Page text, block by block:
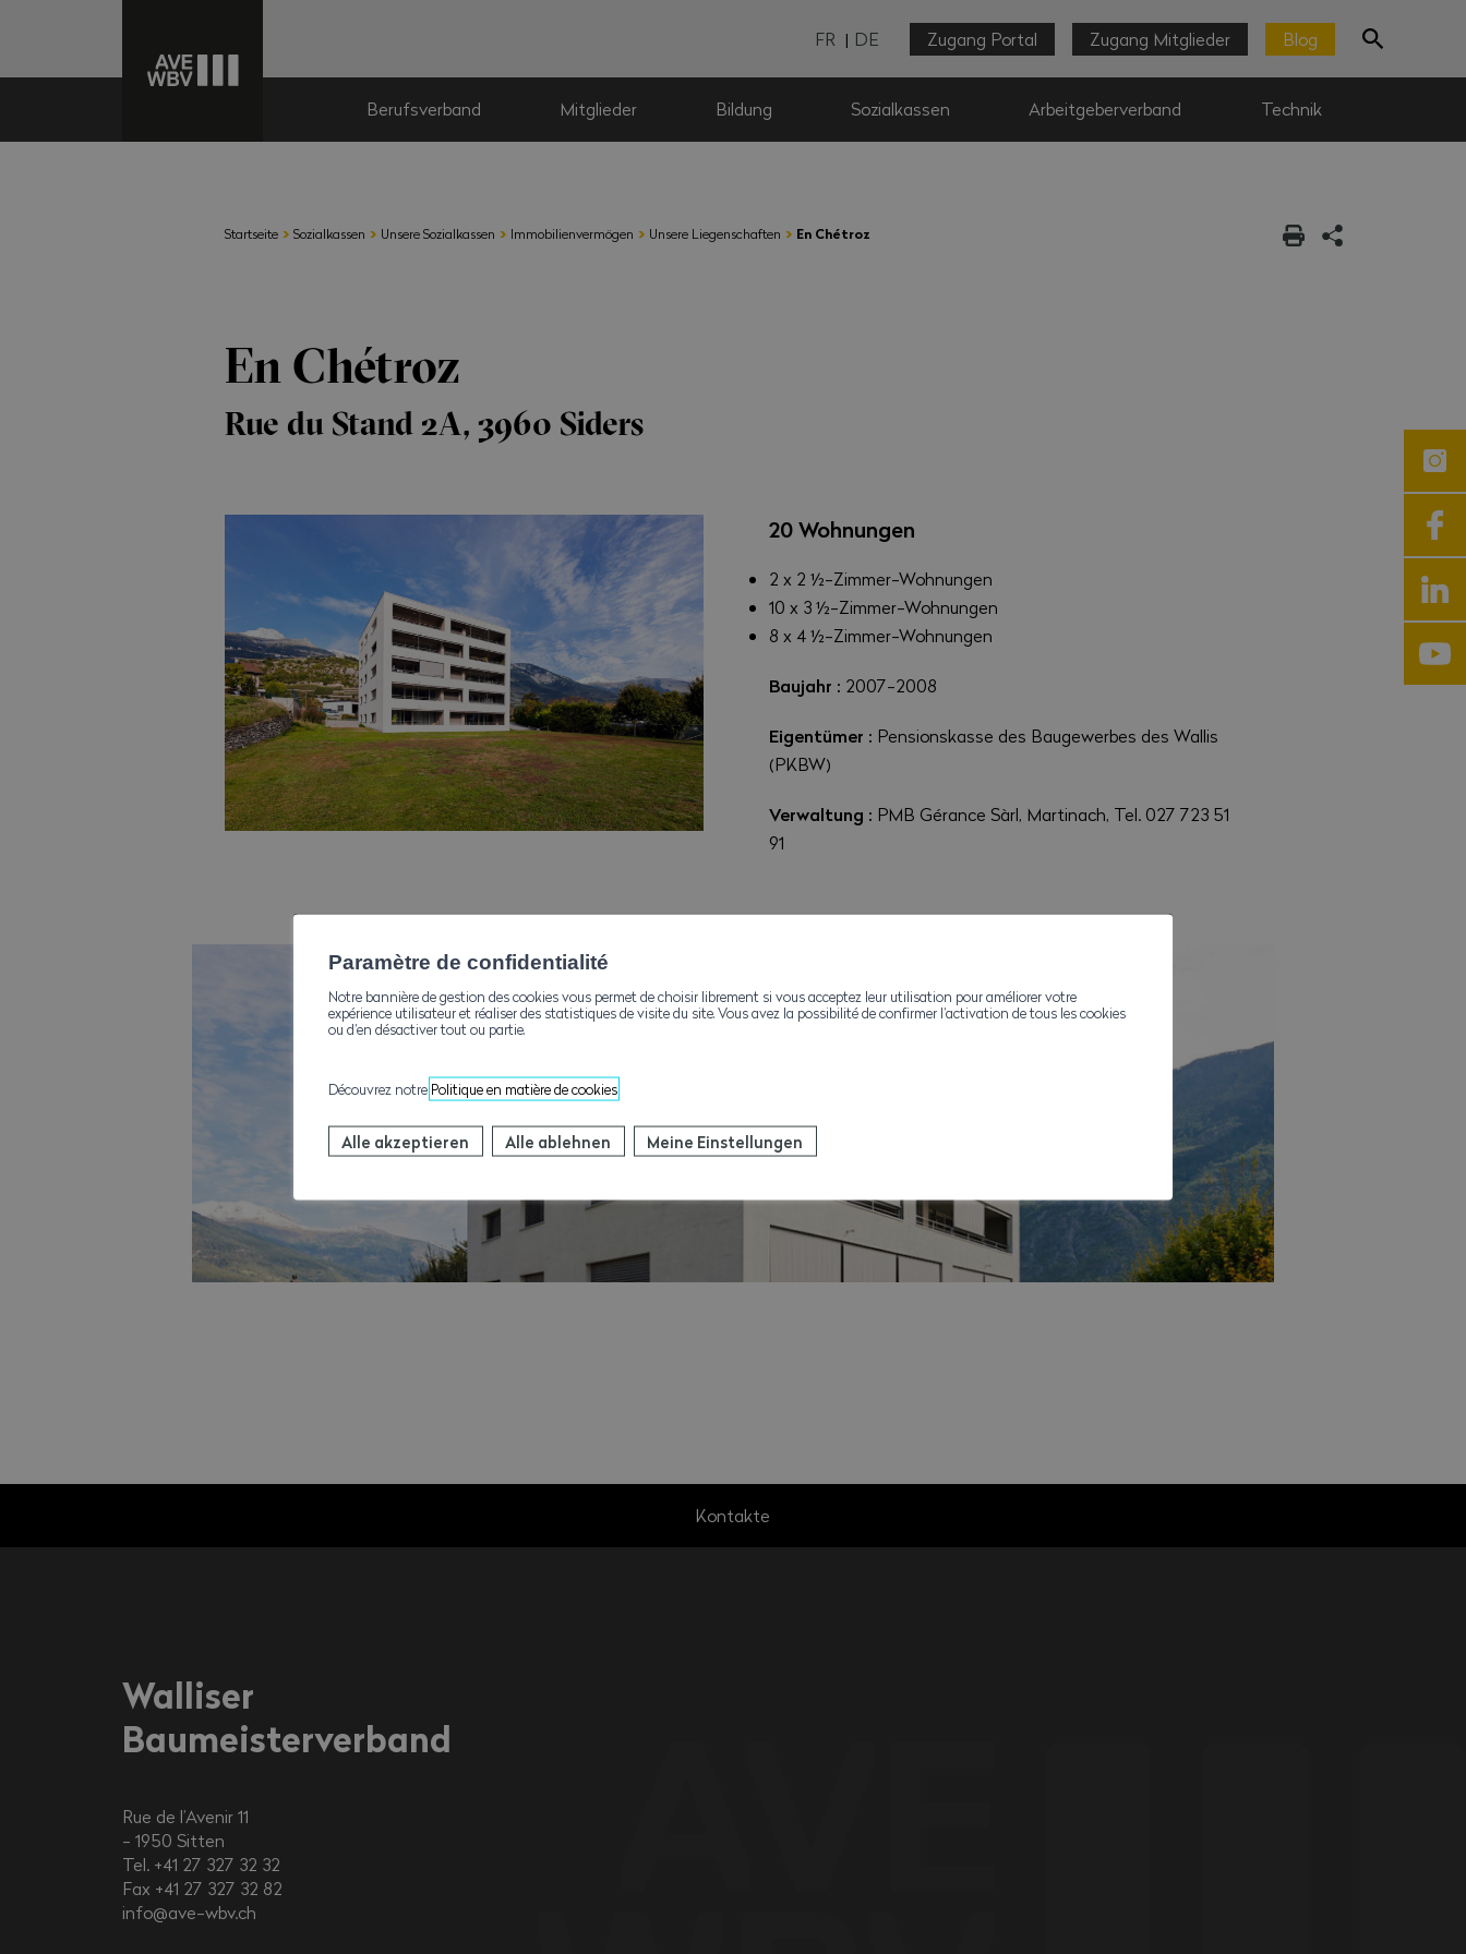
FR DE Zugang Portal Zugang Mitglieder Blog
Berufsverband Mitglieder Bildung Sozialkassen Arbeitgeberverband Technik
Startseite › Sozialkassen › Unsere Sozialkassen › Immobilienvermögen › Unsere Liegenschaften › En Chétroz
En Chétroz
Rue du Stand 2A, 3960 Siders
20 Wohnungen
2 x 2 ½-Zimmer-Wohnungen
10 x 3 ½-Zimmer-Wohnungen
8 x 4 ½-Zimmer-Wohnungen
Baujahr : 2007-2008
Eigentümer : Pensionskasse des Baugewerbes des Wallis
(PKBW)
Verwaltung : PMB Gérance Sàrl, Martinach, Tel. 027 723 51
91
Kontakte
Walliser
Baumeisterverband
Rue de l’Avenir 11
1950 Sitten
Tel. +41 27 327 32 32
Fax +41 27 327 32 82
info@ave-wbv.ch
Paramètre de confidentialité
Notre bannière de gestion des cookies vous permet de choisir librement si vous acceptez leur utilisation pour améliorer votre
expérience utilisateur et réaliser des statistiques de visite du site. Vous avez la possibilité de confirmer l’activation de tous les cookies
ou d’en désactiver tout ou partie.
Découvrez notre Politique en matière de cookies
Alle akzeptieren Alle ablehnen Meine Einstellungen